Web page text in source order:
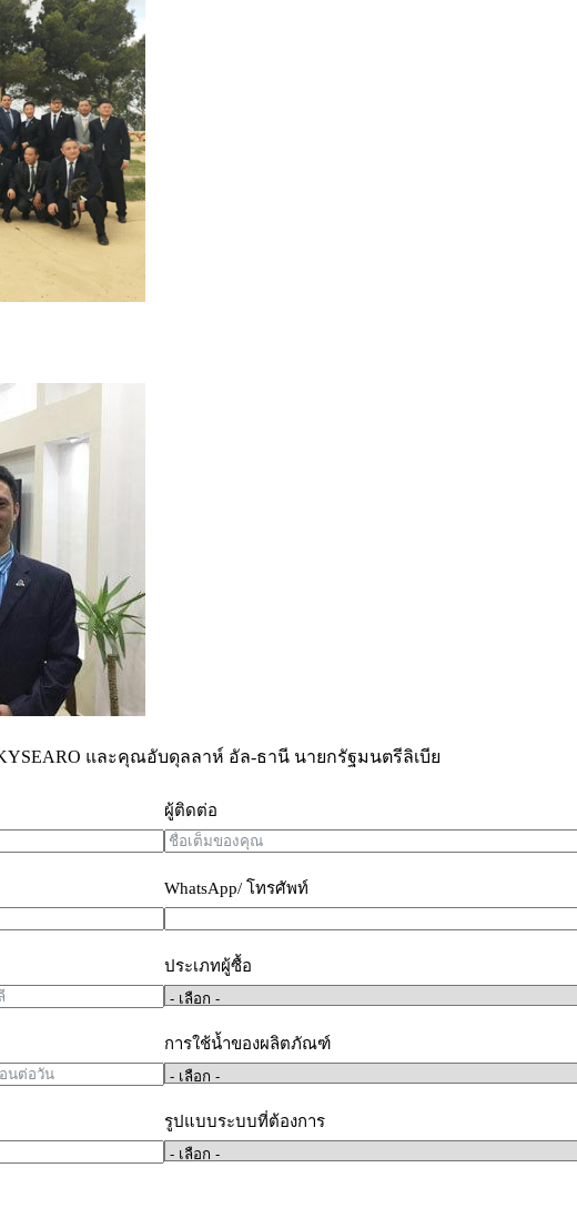
และคุณอับดุลลาห์ อัล-ธานี นายกรัฐมนตรีลิเบีย
ผู้ติดต่อ
WhatsApp/ โทรศัพท์
ประเภทผู้ซื้อ
การใช้น้ำของผลิตภัณฑ์
รูปแบบระบบที่ต้องการ